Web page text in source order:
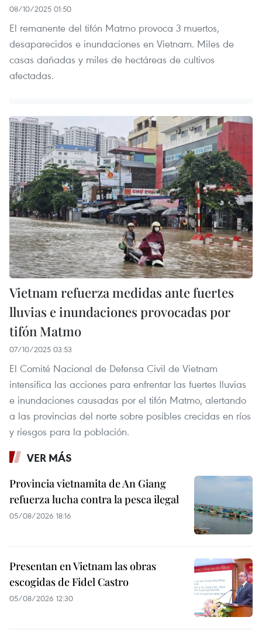
08/10/2025 01:50
El remanente del tifón Matmo provoca 3 muertos,
desaparecidos e inundaciones en Vietnam. Miles de
casas dañadas y miles de hectáreas de cultivos
afectadas.
Vietnam refuerza medidas ante fuertes
lluvias e inundaciones provocadas por
tifón Matmo
07/10/2025 03:53
El Comité Nacional de Defensa Civil de Vietnam
intensifica las acciones para enfrentar las fuertes lluvias
e inundaciones causadas por el tifón Matmo, alertando
a las provincias del norte sobre posibles crecidas en ríos
y riesgos para la población.
VER MÁS
Provincia vietnamita de An Giang
refuerza lucha contra la pesca ilegal
05/08/2026 18:16
Presentan en Vietnam las obras
escogidas de Fidel Castro
05/08/2026 12:30